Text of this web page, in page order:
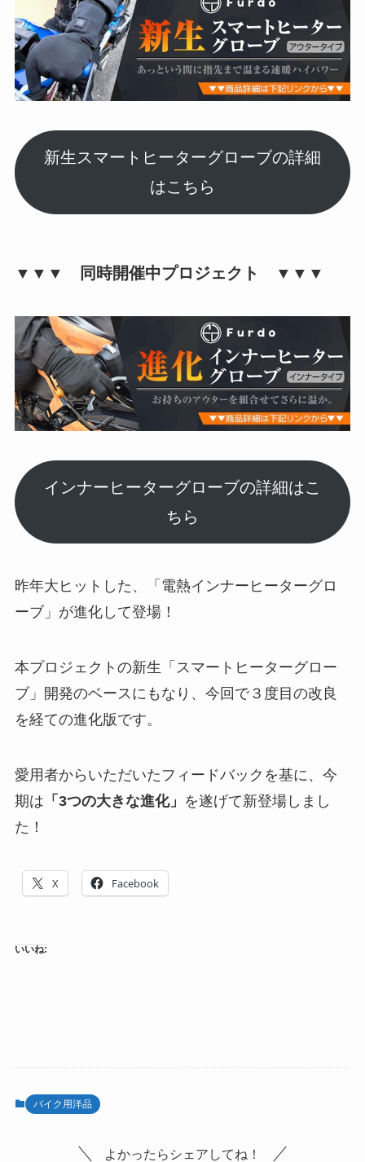
新生スマートヒーターグローブの詳細
はこちら
▼▼▼ 同時開催中プロジェクト ▼▼▼
インナーヒーターグローブの詳細はこ
ちら
昨年大ヒットした、「電熱インナーヒーターグロ
ーブ」が進化して登場！
本プロジェクトの新生「スマートヒーターグロー
ブ」開発のベースにもなり、今回で３度目の改良
を経ての進化版です。
愛用者からいただいたフィードバックを基に、今
期は 「3つの大きな進化」 を遂げて新登場しまし
た！
X Facebook
いいね:
バイク用洋品
よかったらシェアしてね！